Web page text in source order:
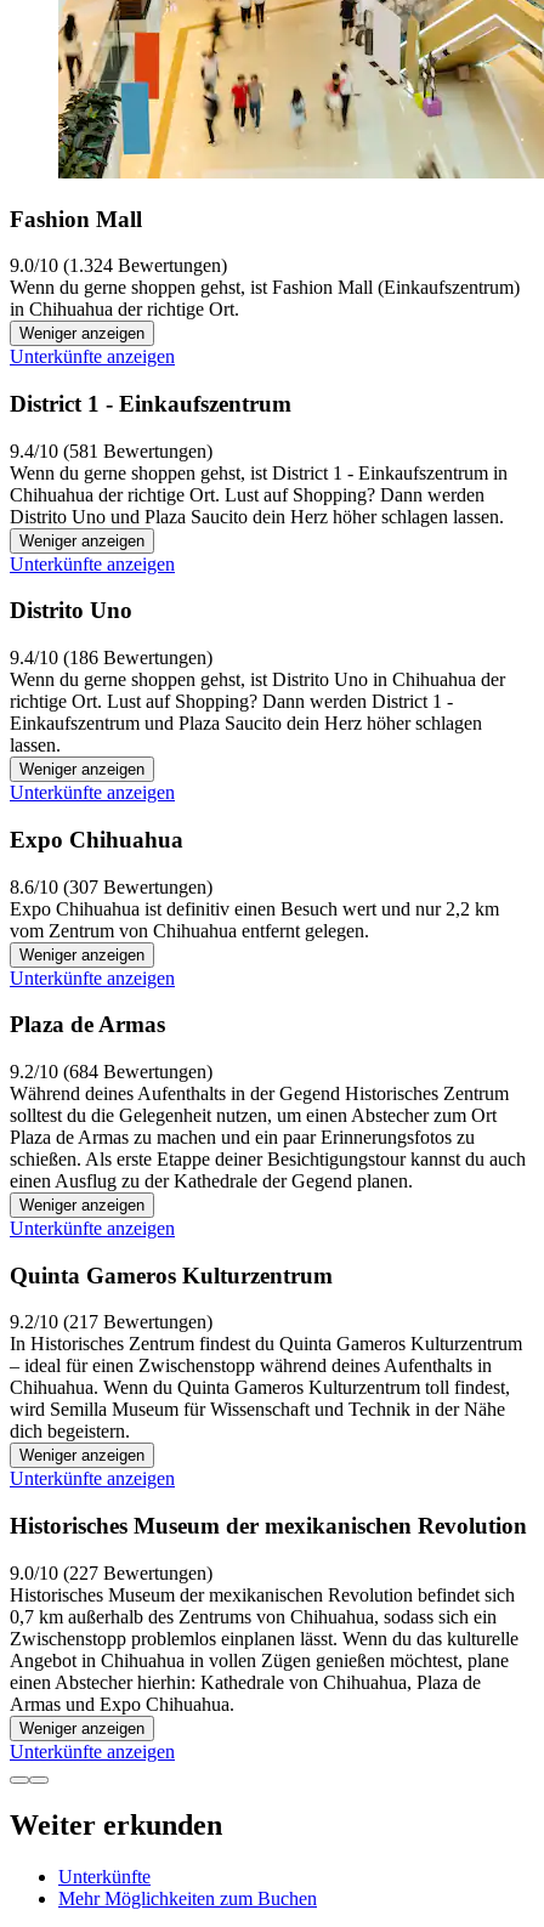
Fashion Mall
9.0/10 (1.324 Bewertungen)
Wenn du gerne shoppen gehst, ist Fashion Mall (Einkaufszentrum)
in Chihuahua der richtige Ort.
Weniger anzeigen
Unterkünfte anzeigen
District 1 - Einkaufszentrum
9.4/10 (581 Bewertungen)
Wenn du gerne shoppen gehst, ist District 1 - Einkaufszentrum in
Chihuahua der richtige Ort. Lust auf Shopping? Dann werden
Distrito Uno und Plaza Saucito dein Herz höher schlagen lassen.
Weniger anzeigen
Unterkünfte anzeigen
Distrito Uno
9.4/10 (186 Bewertungen)
Wenn du gerne shoppen gehst, ist Distrito Uno in Chihuahua der
richtige Ort. Lust auf Shopping? Dann werden District 1 -
Einkaufszentrum und Plaza Saucito dein Herz höher schlagen
lassen.
Weniger anzeigen
Unterkünfte anzeigen
Expo Chihuahua
8.6/10 (307 Bewertungen)
Expo Chihuahua ist definitiv einen Besuch wert und nur 2,2 km
vom Zentrum von Chihuahua entfernt gelegen.
Weniger anzeigen
Unterkünfte anzeigen
Plaza de Armas
9.2/10 (684 Bewertungen)
Während deines Aufenthalts in der Gegend Historisches Zentrum
solltest du die Gelegenheit nutzen, um einen Abstecher zum Ort
Plaza de Armas zu machen und ein paar Erinnerungsfotos zu
schießen. Als erste Etappe deiner Besichtigungstour kannst du auch
einen Ausflug zu der Kathedrale der Gegend planen.
Weniger anzeigen
Unterkünfte anzeigen
Quinta Gameros Kulturzentrum
9.2/10 (217 Bewertungen)
In Historisches Zentrum findest du Quinta Gameros Kulturzentrum
– ideal für einen Zwischenstopp während deines Aufenthalts in
Chihuahua. Wenn du Quinta Gameros Kulturzentrum toll findest,
wird Semilla Museum für Wissenschaft und Technik in der Nähe
dich begeistern.
Weniger anzeigen
Unterkünfte anzeigen
Historisches Museum der mexikanischen Revolution
9.0/10 (227 Bewertungen)
Historisches Museum der mexikanischen Revolution befindet sich
0,7 km außerhalb des Zentrums von Chihuahua, sodass sich ein
Zwischenstopp problemlos einplanen lässt. Wenn du das kulturelle
Angebot in Chihuahua in vollen Zügen genießen möchtest, plane
einen Abstecher hierhin: Kathedrale von Chihuahua, Plaza de
Armas und Expo Chihuahua.
Weniger anzeigen
Unterkünfte anzeigen
Weiter erkunden
Unterkünfte
Mehr Möglichkeiten zum Buchen